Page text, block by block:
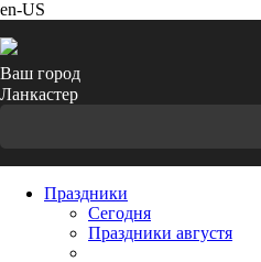
en-US
Ваш город
Ланкастер
Праздники
Cегодня
Праздники августя